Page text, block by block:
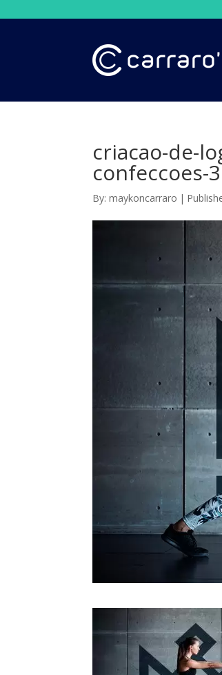
criacao-de-
confeccoes-3
By:maykoncarraro |